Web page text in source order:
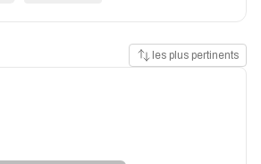
les plus pertinents